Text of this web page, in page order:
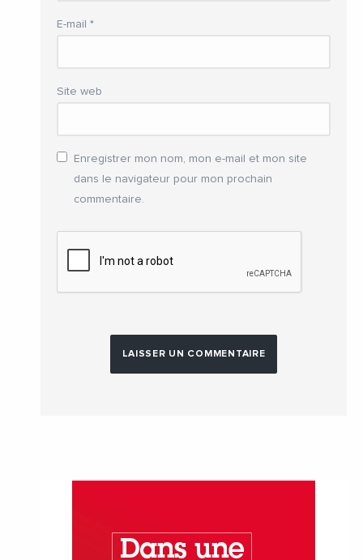
E-mail *
Site web
Enregistrer mon nom, mon e-mail et mon site
dans le navigateur pour mon prochain
commentaire.